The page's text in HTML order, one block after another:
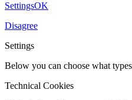
SettingsOK
Disagree
Settings
Below you can choose what
Technical Cookies